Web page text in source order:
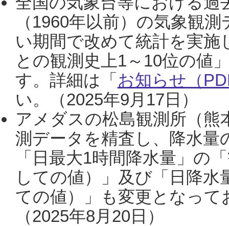
（1960年以前）の気象観
い期間で改めて統計を実
との観測史上1～10位の値
す。詳細は「 お知らせ（
い。（2025年9月17日）
アメダスの松島観測所（熊
測データを精査し、降水
「日最大1時間降水量」の
しての値）」及び「日降
ての値）」も変更となっ
（2025年8月20日）